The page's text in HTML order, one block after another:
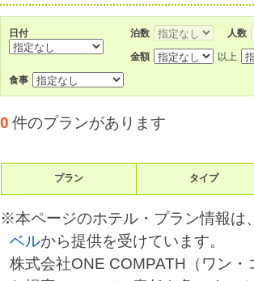
日付 泊数 人数
金額 以上
食事
0 件のプランがあります
プラン タイプ
※本ページのホテル・プラン情報は、
ベルから提供を受けています。
株式会社ONE COMPATH（ワン